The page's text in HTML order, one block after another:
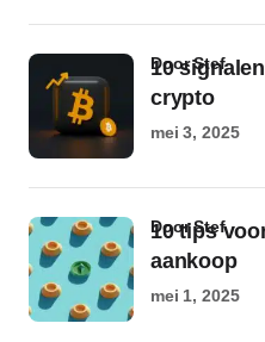
10
crypto
door Stef
mei 3, 2025
10 tips
aankoop
door Stef
mei 1, 2025